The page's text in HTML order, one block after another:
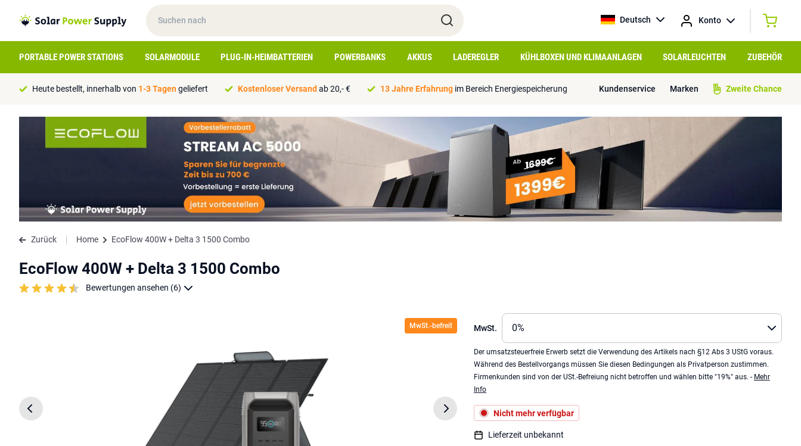
Deutsch Konto
PORTABLE POWER STATIONS SOLARMODULE PLUG-IN-HEIMBATTERIEN POWERBANKS AKKUS LADEREGLER KÜHLBOXEN UND KLIMAANLAGEN SOLARLEUCHTEN ZUBEHÖR
Heute bestellt, innerhalb von 1-3 Tagengeliefert Kostenloser Versand ab 20,- € 13 Jahre Erfahrung im Bereich Energiespeicherung Kundenservice Marken Zweite Chance
Zurück Home EcoFlow 400W + Delta 3 1500 Combo
EcoFlow 400W + Delta 3 1500 Combo
Bewertungen ansehen (6)
MwSt.-befreit MwSt.
Der umsatzsteuerfreie Erwerb setzt die Verwendung des Artikels nach §12 Abs 3 UStG voraus.
Während des Bestellvorgangs müssen Sie diesen Bedingungen als Privatperson zustimmen.
Firmenkunden sind von der USt.-Befreiung nicht betroffen und wählen bitte "19%" aus. - Mehr
Info
Nicht mehr verfügbar
Lieferzeit unbekannt